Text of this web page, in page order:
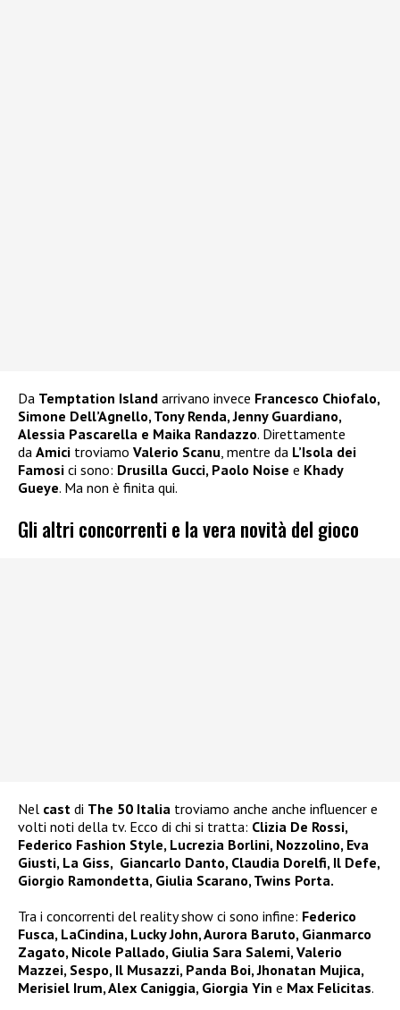
Da Temptation Island arrivano invece Francesco Chiofalo,
Simone Dell’Agnello, Tony Renda, Jenny Guardiano,
Alessia Pascarella e Maika Randazzo. Direttamente
da Amici troviamo Valerio Scanu, mentre da L’Isola dei
Famosi ci sono: Drusilla Gucci, Paolo Noise e Khady
Gueye. Ma non è finita qui.
Gli altri concorrenti e la vera novità del gioco
Nel cast di The 50 Italia troviamo anche anche influencer e
volti noti della tv. Ecco di chi si tratta: Clizia De Rossi,
Federico Fashion Style, Lucrezia Borlini, Nozzolino, Eva
Giusti, La Giss, Giancarlo Danto, Claudia Dorelfi, Il Defe,
Giorgio Ramondetta, Giulia Scarano, Twins Porta.
Tra i concorrenti del reality show ci sono infine: Federico
Fusca, LaCindina, Lucky John, Aurora Baruto, Gianmarco
Zagato, Nicole Pallado, Giulia Sara Salemi, Valerio
Mazzei, Sespo, Il Musazzi, Panda Boi, Jhonatan Mujica,
Merisiel Irum, Alex Caniggia, Giorgia Yin e Max Felicitas.